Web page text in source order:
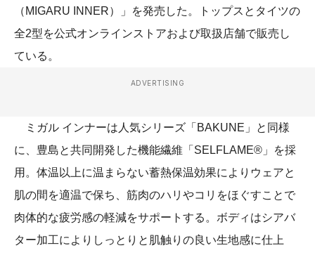
（MIGARU INNER）」を発売した。トップスとタイツの
全2型を公式オンラインストアおよび取扱店舗で販売し
ている。
ADVERTISING
ミガル インナーは人気シリーズ「BAKUNE」と同様
に、豊島と共同開発した機能繊維「SELFLAME®️」を採
用。体温以上に温まらない蓄熱保温効果によりウェアと
肌の間を適温で保ち、筋肉のハリやコリをほぐすことで
肉体的な疲労感の軽減をサポートする。ボディはシアバ
ター加工によりしっとりと肌触りの良い生地感に仕上